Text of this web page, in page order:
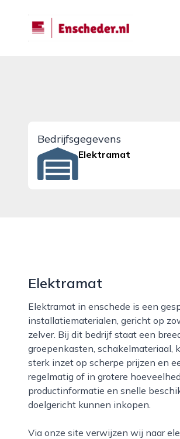
enscheder.nl
Bedrijfsgegevens
Elektramat
Elektramat
Elektramat in enschede is een gespecialiseerde groothandel en webshop voor elektrische
installatiematerialen, gericht op
zelver. Bij dit bedrijf staat een
groepenkasten, schakelmateriaal,
sterk inzet op scherpe prijzen en
regelmatig of in grotere
productinformatie en snelle
doelgericht kunnen inkopen.
Via onze site verwijzen wij naar elektramat als een betrouwbare aanbieder voor iedereen die op